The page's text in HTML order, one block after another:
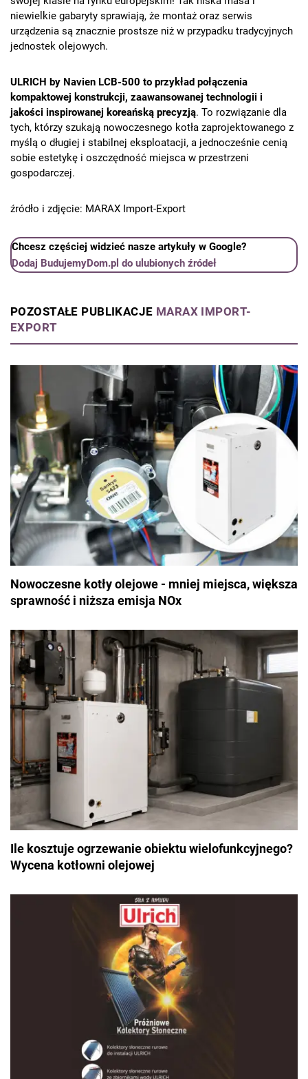
niewielkie gabaryty sprawiają, że montaż oraz serwis
urządzenia są znacznie prostsze niż w przypadku tradycyjnych
jednostek olejowych.
ULRICH by Navien LCB-500 to przykład połączenia
kompaktowej konstrukcji, zaawansowanej technologii i
jakości inspirowanej koreańską precyzją. To rozwiązanie dla
tych, którzy szukają nowoczesnego kotła zaprojektowanego z
myślą o długiej i stabilnej eksploatacji, a jednocześnie cenią
sobie estetykę i oszczędność miejsca w przestrzeni
gospodarczej.
źródło i zdjęcie: MARAX Import-Export
Chcesz częściej widzieć nasze artykuły w Google?
Dodaj BudujemyDom.pl do ulubionych źródeł
POZOSTAŁE PUBLIKACJE MARAX IMPORT-
EXPORT
Nowoczesne kotły olejowe - mniej miejsca, większa
sprawność i niższa emisja NOx
Ile kosztuje ogrzewanie obiektu wielofunkcyjnego?
Wycena kotłowni olejowej